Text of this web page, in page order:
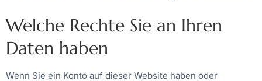
Welche Rechte Sie an Ihren
Daten haben
Wenn Sie ein Konto auf dieser Website haben oder